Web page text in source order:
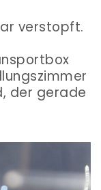
verstopft.
der gerade